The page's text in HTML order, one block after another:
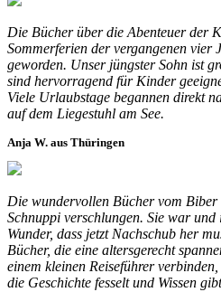
Die Bücher über die Abenteuer der
Sommerferien der vergangenen vier
geworden. Unser jüngster Sohn ist
sind hervorragend für Kinder
Viele Urlaubstage begannen direkt
auf dem Liegestuhl am See.
Anja W. aus Thüringen
Die wundervollen Bücher vom
Schnuppi verschlungen. Sie war
Wunder, dass jetzt Nachschub her
Bücher, die eine altersgerecht
einem kleinen Reiseführer
die Geschichte fesselt und Wissen